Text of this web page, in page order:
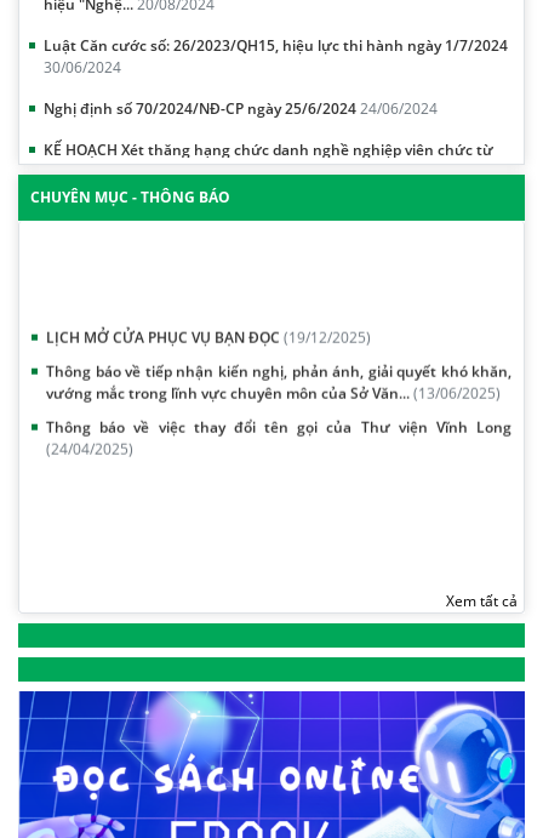
Luật Căn cước số: 26/2023/QH15, hiệu lực thi hành ngày 1/7/2024
Nghị định số 70/2024/NĐ-CP ngày 25/6/2024
KẾ HOẠCH Xét thăng hạng chức danh nghề nghiệp viên chức từ
hạng IV lên ...
THÔNG TƯ: Quy định tiêu chuẩn, điều kiện xét thăng hạng chức
danh nghề ... 16/06/2024
CHUYÊN MỤC - THÔNG BÁO
Thông báo về tiếp nhận kiến nghị, phản ánh, giải quyết khó khăn,
vướng mắc trong lĩnh vực chuyên môn của Sở Văn...
(13/06/2025)
Thông báo về việc thay đổi tên gọi của Thư viện Vĩnh Long
Xem tất cả